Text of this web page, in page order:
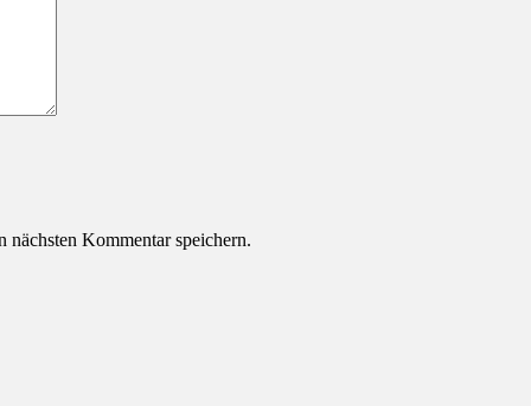
Kommentar speichern.